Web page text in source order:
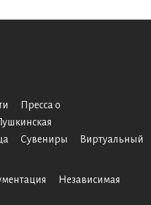
Пресса о
Сувениры
Виртуальный
Независимая